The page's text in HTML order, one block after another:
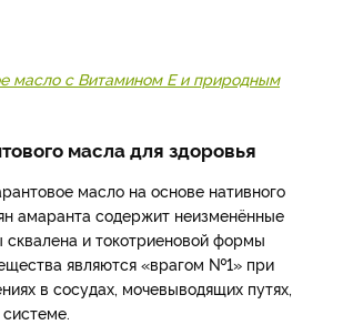
масло с Витамином Е и природным
масла для здоровья
масло на основе нативного
амаранта содержит неизменённые
и токотриеновой формы
являются «врагом №1» при
в сосудах, мочевыводящих путях,